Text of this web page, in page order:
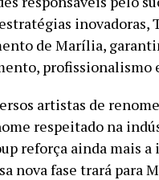
inovadoras,
de Marília,
profissionalismo
artistas de
respeitado na
reforça ainda mais
nova fase trará para